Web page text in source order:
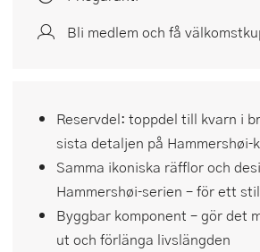
Bli medlem och få
Reservdel: toppdel till kvarn i
sista detaljen på
Samma ikoniska räfflor och
Hammershøi‑serien – för ett
Byggbar komponent – gör det
ut och förlänga livslängden